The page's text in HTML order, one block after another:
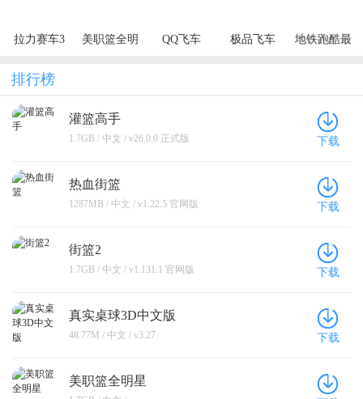
拉力赛车3
美职篮全明
QQ飞车 极品飞车
地铁跑酷最
排行榜
灌篮高手
1.7GB / 中文 / v26.0.0 正式版 下载
热血街篮
1287MB / 中文 / v1.22.5 官网版 下载
街篮2
1.7GB / 中文 / v1.131.1 官网版 下载
真实桌球3D中文版
48.77M / 中文 / v3.27 下载
美职篮全明星